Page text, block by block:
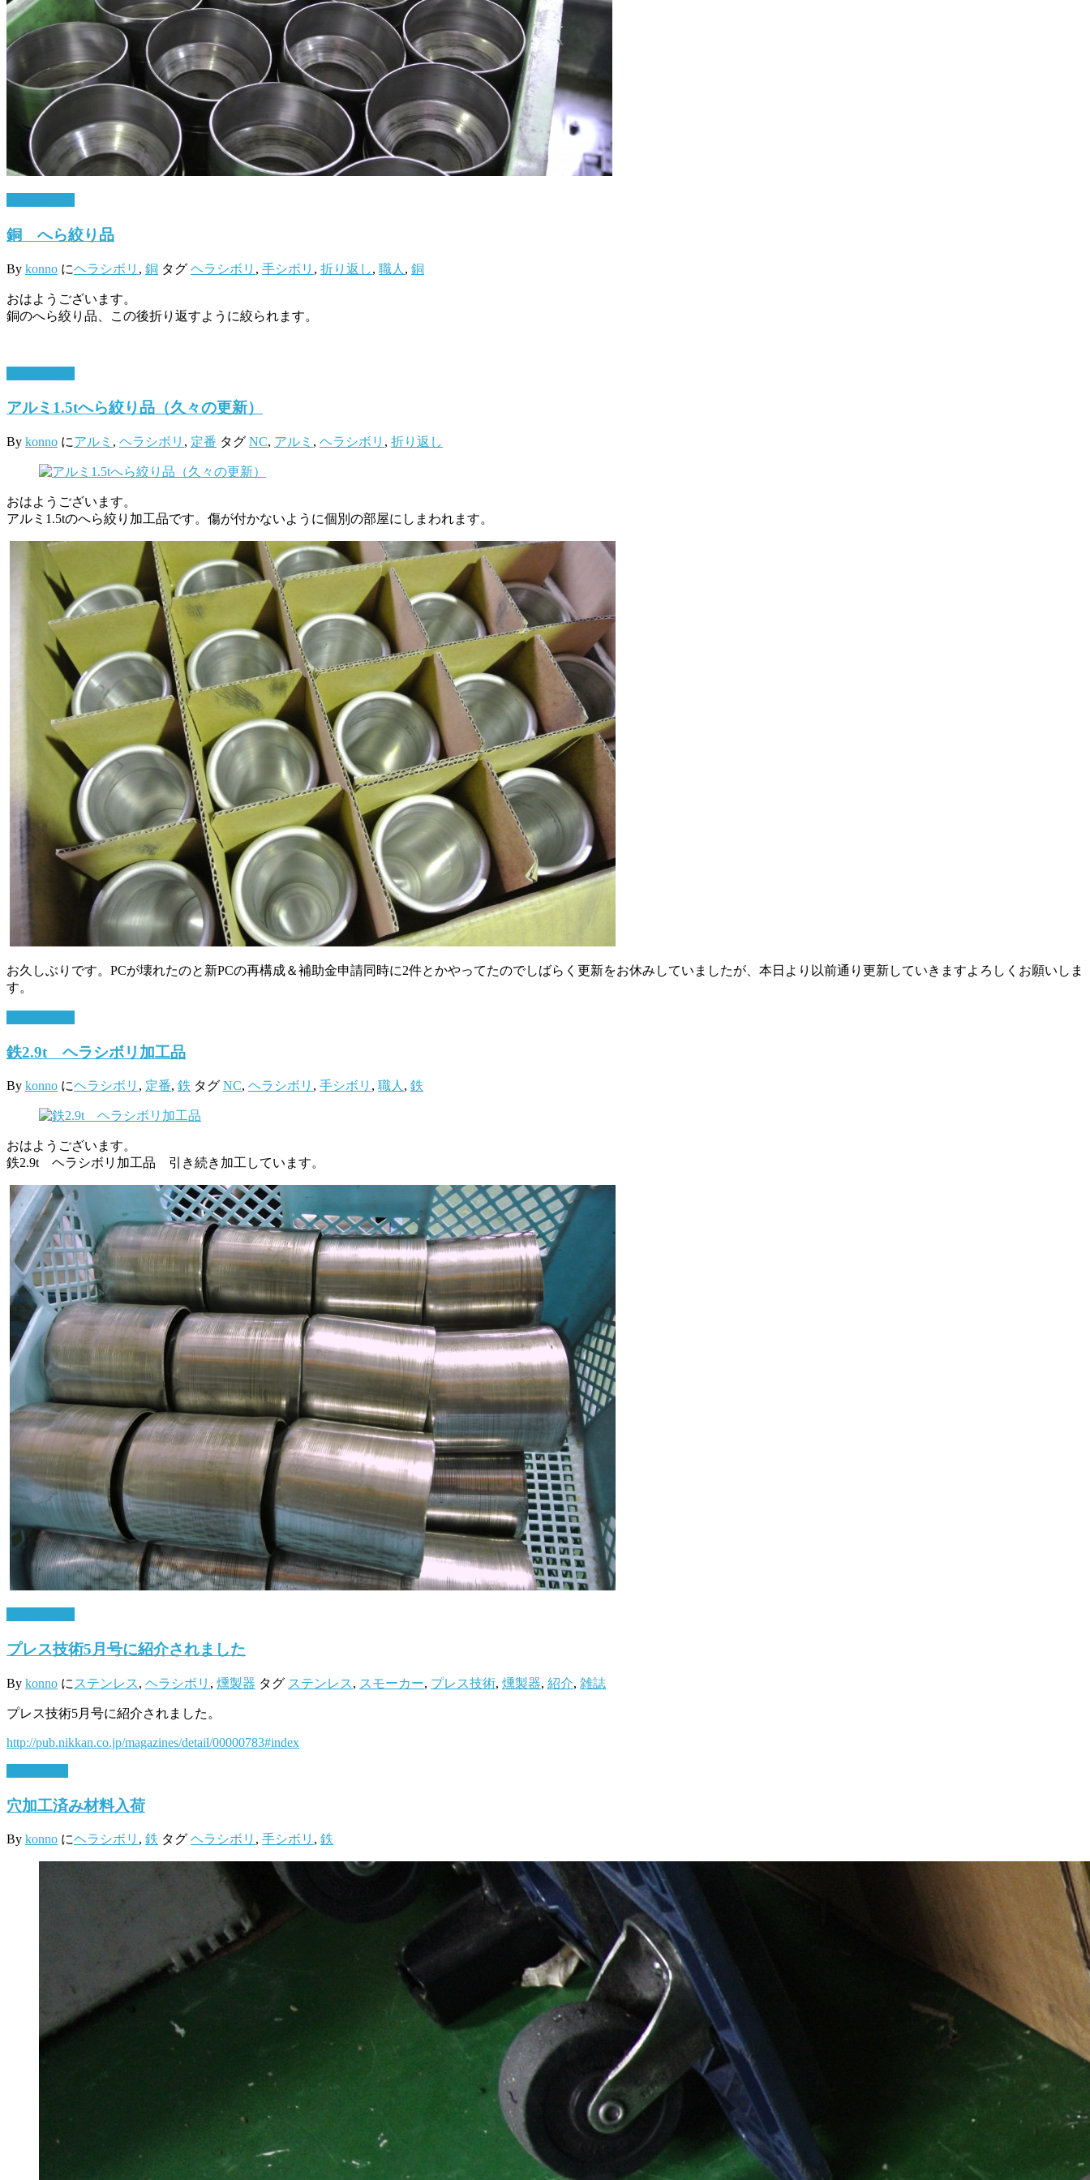
銅 へら絞り品
By konno にヘラシボリ , 銅 タグ ヘラシボリ , 手シボリ , 折り返し, 職人 , 銅
おはようございます。
銅のへら絞り品、この後折り返すように絞られます。
アルミ1.5tへら絞り品（久々の更新）
By konno にアルミ , ヘラシボリ , 定番 タグ NC, アルミ , ヘラシボリ , 折り返し
おはようございます。
アルミ1.5tのへら絞り加工品です。傷が付かないように個別の部屋にしまわれます。
お久しぶりです。PCが壊れたのと新PCの再構成＆補助金申請同時に2件とかやってたのでしばらく更新をお休みしていましたが、本日より以前通り更新していきますよろしくお願いしま
す。
鉄2.9t ヘラシボリ加工品
By konno にヘラシボリ , 定番, 鉄 タグ NC, ヘラシボリ , 手シボリ , 職人 , 鉄
おはようございます。
鉄2.9t ヘラシボリ加工品 引き続き加工しています。
プレス技術5月号に紹介されました
By konno に ステンレス, ヘラシボリ , 燻製器 タグ ステンレス, スモーカー, プレス技術, 燻製器, 紹介, 雑誌
プレス技術5月号に紹介されました。
http://pub.nikkan.co.jp/magazines/detail/00000783#index
穴加工済み材料入荷
By konno にヘラシボリ , 鉄 タグ ヘラシボリ , 手シボリ , 鉄